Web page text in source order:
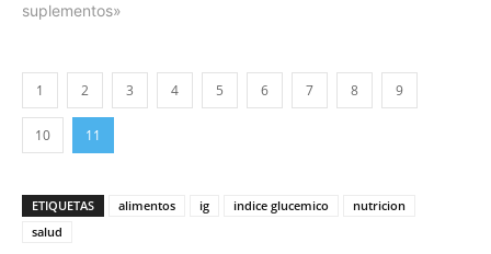
suplementos»
1 2 3 4 5 6 7 8 9
10 11
ETIQUETAS alimentos ig indice glucemico
nutricion
salud